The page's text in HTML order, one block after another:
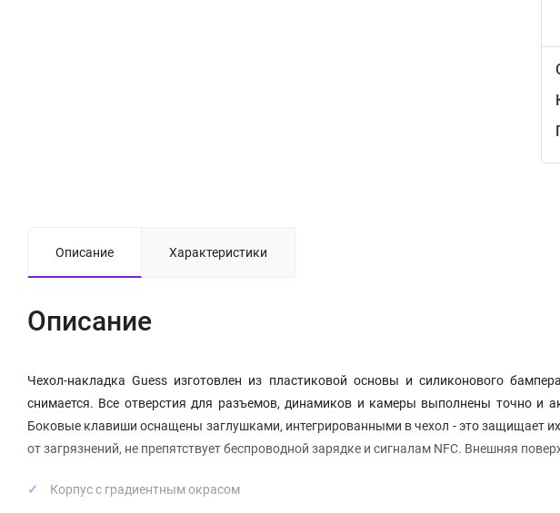
Описание Характеристики
Описание
Чехол-накладка Guess изготовлен из пластиковой основы и силиконового
снимается. Все отверстия для разъемов, динамиков и камеры выполнены точно и
Боковые клавиши оснащены заглушками, интегрированными в чехол - это защищает
от загрязнений, не препятствует беспроводной зарядке и сигналам NFC. Внешняя
Корпус с градиентным окрасом